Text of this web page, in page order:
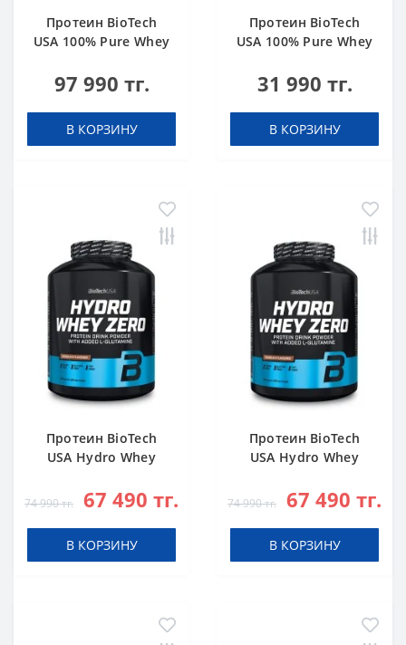
Протеин BioTech
USA 100% Pure Whey
g
97 990 тг.
В КОРЗИНУ
Протеин BioTech
USA 100% Pure Whey
31 990 тг.
В КОРЗИНУ
Протеин BioTech
USA Hydro Whey
g
74 990 тг. 67 490 тг.
В КОРЗИНУ
Протеин BioTech
USA Hydro Whey
74 990 тг. 67 490 тг.
В КОРЗИНУ